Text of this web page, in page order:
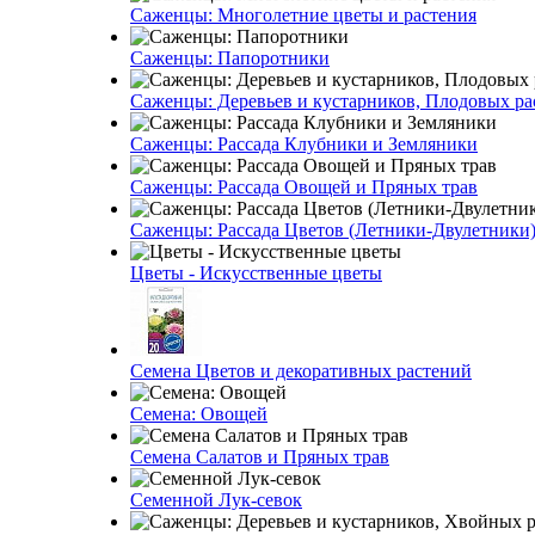
Саженцы: Многолетние цветы и растения
Саженцы: Папоротники
Саженцы: Деревьев и кустарников, Плодовых
Саженцы: Рассада Клубники и Земляники
Саженцы: Рассада Овощей и Пряных трав
Саженцы: Рассада Цветов (Летники-Двулетники)
Цветы - Искусственные цветы
Семена Цветов и декоративных растений
Семена: Овощей
Семена Салатов и Пряных трав
Семенной Лук-севок